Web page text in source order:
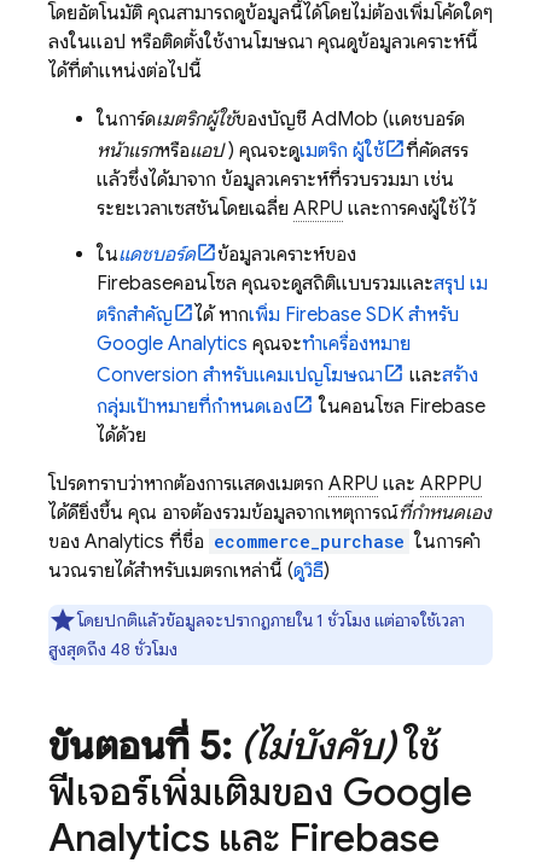
โดยอัตโนมัติ คุณสามารถดูข้อมูลนี้ได้โดยไม่ต้องเพิ่มโค้ดใดๆ
ลงในแอป หรือติดตั้งใช้งานโฆษณา คุณดูข้อมูลวิเคราะห์นี้
ได้ที่ตำแหน่งต่อไปนี้
ในการ์ดเมตริกผู้ใช้ของบัญชี AdMob (แดชบอร์ด
หน้าแรกหรือแอป) คุณจะดูเมตริก ผู้ใช้
ที่คัดสรร
แล้วซึ่งได้มาจาก ข้อมูลวิเคราะห์ที่รวบรวมมา เช่น
ระยะเวลาเซสชันโดยเฉลี่ย ARPU และการคงผู้ใช้ไว้
ในแดชบอร์ด
ข้อมูลวิเคราะห์ของ
Firebaseคอนโซล คุณจะดูสถิติแบบรวมและสรุป เม
ตริกสําคัญ
ได้ หากเพิ่ม Firebase SDK สำหรับ
Google Analytics คุณจะทําเครื่องหมาย
Conversion สําหรับแคมเปญโฆษณา
และสร้าง
กลุ่มเป้าหมายที่กําหนดเอง
ในคอนโซล Firebase
ได้ด้วย
โปรดทราบว่าหากต้องการแสดงเมตริก ARPU และ ARPPU
ได้ดียิ่งขึ้น คุณ อาจต้องรวมข้อมูลจากเหตุการณ์ที่กําหนดเอง
ของ Analytics ที่ชื่อ ecommerce_purchase ในการคํา
นวณรายได้สําหรับเมตริกเหล่านี้ (ดูวิธี)
โดยปกติแล้วข้อมูลจะปรากฏภายใน 1 ชั่วโมง แต่อาจใช้เวลา
สูงสุดถึง 48 ชั่วโมง
ขั้นตอนที่ 5: (ไม่บังคับ)ใช้
ฟีเจอร์เพิ่มเติมของ Google
Analytics และ Firebase